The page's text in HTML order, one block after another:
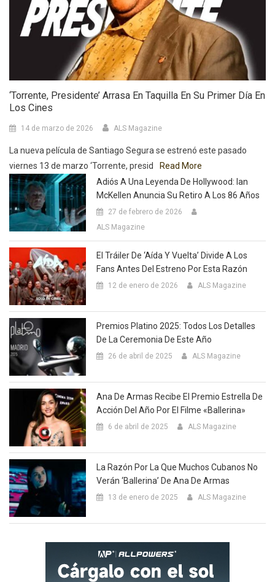
‘Torrente, Presidente’ Arrasa En Taquilla En Su Primer Día En
Los Cines
14 de marzo de 2026 ALS Magazine
La nueva película de Santiago Segura se estrenó este pasado
viernes 13 de marzo ‘Torrente, presid
Read More
Adiós A Una Leyenda De Hollywood: Ian
McKellen Anuncia Su Retiro A Los 86 Años
27 de febrero de 2026
ALS Magazine
El Tráiler De ‘Aída Y Vuelta’ Divide A Los
Fans Antes Del Estreno Por Esta Razón
12 de enero de 2026 ALS Magazine
Premios Platino 2025: Todos Los Detalles
De La Ceremonia De Este Año
26 de abril de 2025 ALS Magazine
Ana De Armas Recibe El Premio Estrella De
Acción Del Año Por El Filme «Ballerina»
6 de abril de 2025 ALS Magazine
La Razón Por La Que Muchos Cubanos No
Verán ‘Ballerina’ De Ana De Armas
13 de enero de 2025 ALS Magazine